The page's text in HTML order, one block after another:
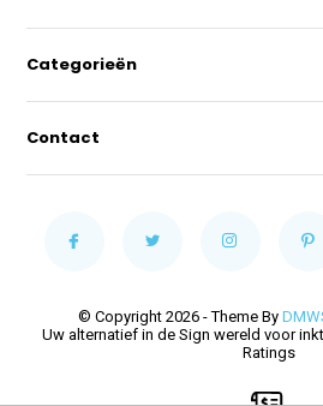
Categorieën
Contact
© Copyright 2026 - Theme By
Uw alternatief in de Sign wereld voor
Ratings